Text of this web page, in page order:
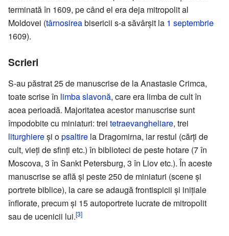
terminată în 1609, pe când el era deja mitropolit al
Moldovei (târnosireabisericii s-a săvârșit la 1 septembrie
1609).
Scrieri
S-au păstrat 25 de manuscrise de la Anastasie Crimca,
toate scrise în limba slavonă, care era limba de cult în
acea perioadă. Majoritatea acestor manuscrise sunt
împodobite cu miniaturi: trei tetraevangheliare, trei
liturghiereși opsaltire la Dragomirna, iar restul (cărți de
cult, vieți de sfinți etc.) în biblioteci de peste hotare (7 în
Moscova, 3 în Sankt Petersburg, 3 în Liov etc.). În aceste
manuscrise se află și peste 250 de miniaturi (scene și
portrete biblice), la care se adaugă frontispicii și inițiale
înflorate, precum și 15 autoportrete lucrate de mitropolit
sau de ucenicii lui.[3]